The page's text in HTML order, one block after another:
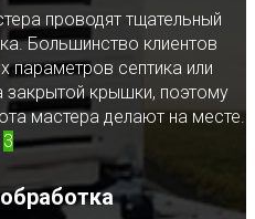
проводят тщательный
Большинство клиентов
параметров септика или
закрытой крышки, поэтому
мастера делают на месте.
3